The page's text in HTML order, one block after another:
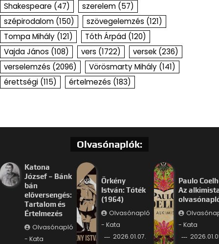
Shakespeare (47) szerelem (57)
szépirodalom (150) szövegelemzés (121)
Tompa Mihály (121) Tóth Árpád (120)
Vajda János (108) vers (1722) versek (236)
verselemzés (2096) Vörösmarty Mihály (141)
érettségi (115) értelmezés (183)
Olvasónaplók:
Katona
József – Bánk
bán
előversengés:
Tartalom és
Értelmezés
Olvasónapló
- Kata
Örkény
István: Tóték
(1964)
Olvasónapló
- Kata
2026.01.07.
Paulo
Az
- Kata